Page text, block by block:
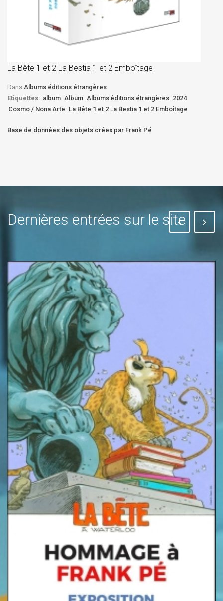
La Bête 1 et 2 La Bestia 1 et 2 Emboîtage
Dans Albums éditions étrangères
Etiquettes: album Album Albums éditions étrangères 2024
Cosmo / Nona Arte La Bête 1 et 2 La Bestia 1 et 2 Emboîtage
Base de données des objets crées par Frank Pé
Dernières entrées sur le site